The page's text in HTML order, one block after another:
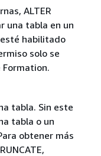
ALTER
una tabla en un
habilitado
solo se
Formation.
tabla. Sin este
tabla o un
obtener más